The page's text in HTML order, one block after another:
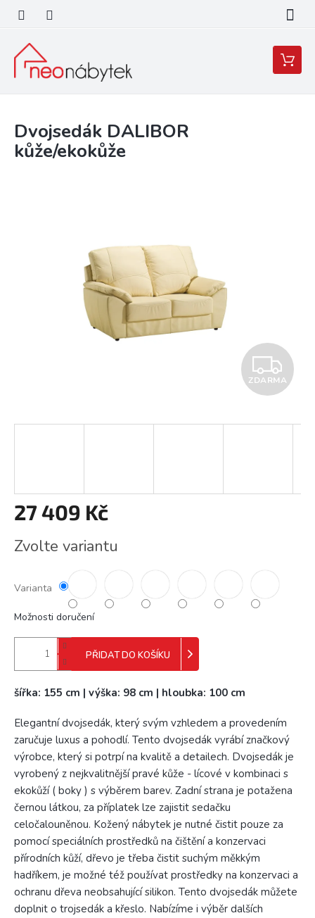
obsah
Nákupní
košík
Dvojsedák DALIBOR
kůže/ekokůže
Z
D
A
ZDARMA
27 409 Kč
cena:
Zvolte variantu
Varianta
Možnosti doručení
PŘIDAT DO KOŠÍKU
šířka: 155 cm | výška: 98 cm | hloubka: 100 cm
Elegantní dvojsedák, který svým vzhledem a provedením
zaručuje luxus a pohodlí. Tento dvojsedák vyrábí značkový
výrobce, který si potrpí na kvalitě a detailech. Dvojsedák je
vyrobený z nejkvalitnější pravé kůže - lícové v kombinaci s
ekokůží ( boky ) s výběrem barev. Zadní strana je potažena
černou látkou, za příplatek lze zajistit sedačku
celočalouněnou. Kožený nábytek je nutné čistit pouze za
pomocí speciálních prostředků na čištění a konzervaci
přírodních kůží, dřevo je třeba čistit suchým měkkým
hadříkem, je možné též používat prostředky na konzervaci a
ochranu dřeva neobsahující silikon. Tento dvojsedák můžete
doplnit o trojsedák a křeslo. Nabízíme i výběr dalších